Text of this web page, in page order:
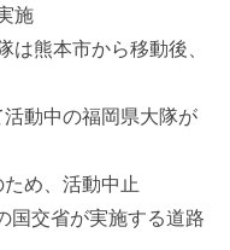
施
は熊本市から移動後、
動中の福岡県大隊が
め、活動中止
国交省が実施する道路